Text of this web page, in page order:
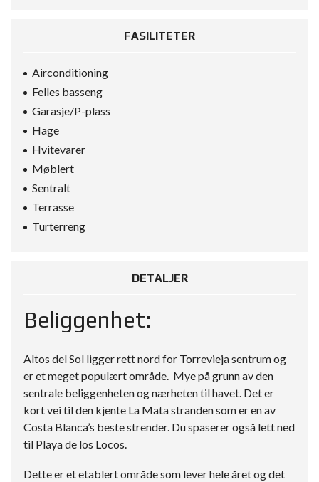
FASILITETER
Airconditioning
Felles basseng
Garasje/P-plass
Hage
Hvitevarer
Møblert
Sentralt
Terrasse
Turterreng
DETALJER
Beliggenhet:
Altos del Sol ligger rett nord for Torrevieja sentrum og
er et meget populært område. Mye på grunn av den
sentrale beliggenheten og nærheten til havet. Det er
kort vei til den kjente La Mata stranden som er en av
Costa Blanca’s beste strender. Du spaserer også lett ned
til Playa de los Locos.
Dette er et etablert område som lever hele året og det